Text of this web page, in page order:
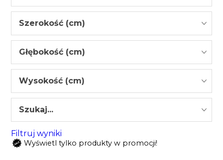
Szerokość (cm)
Głębokość (cm)
Wysokość (cm)
Szukaj...
Filtruj wyniki
Wyświetl tylko produkty w promocji!